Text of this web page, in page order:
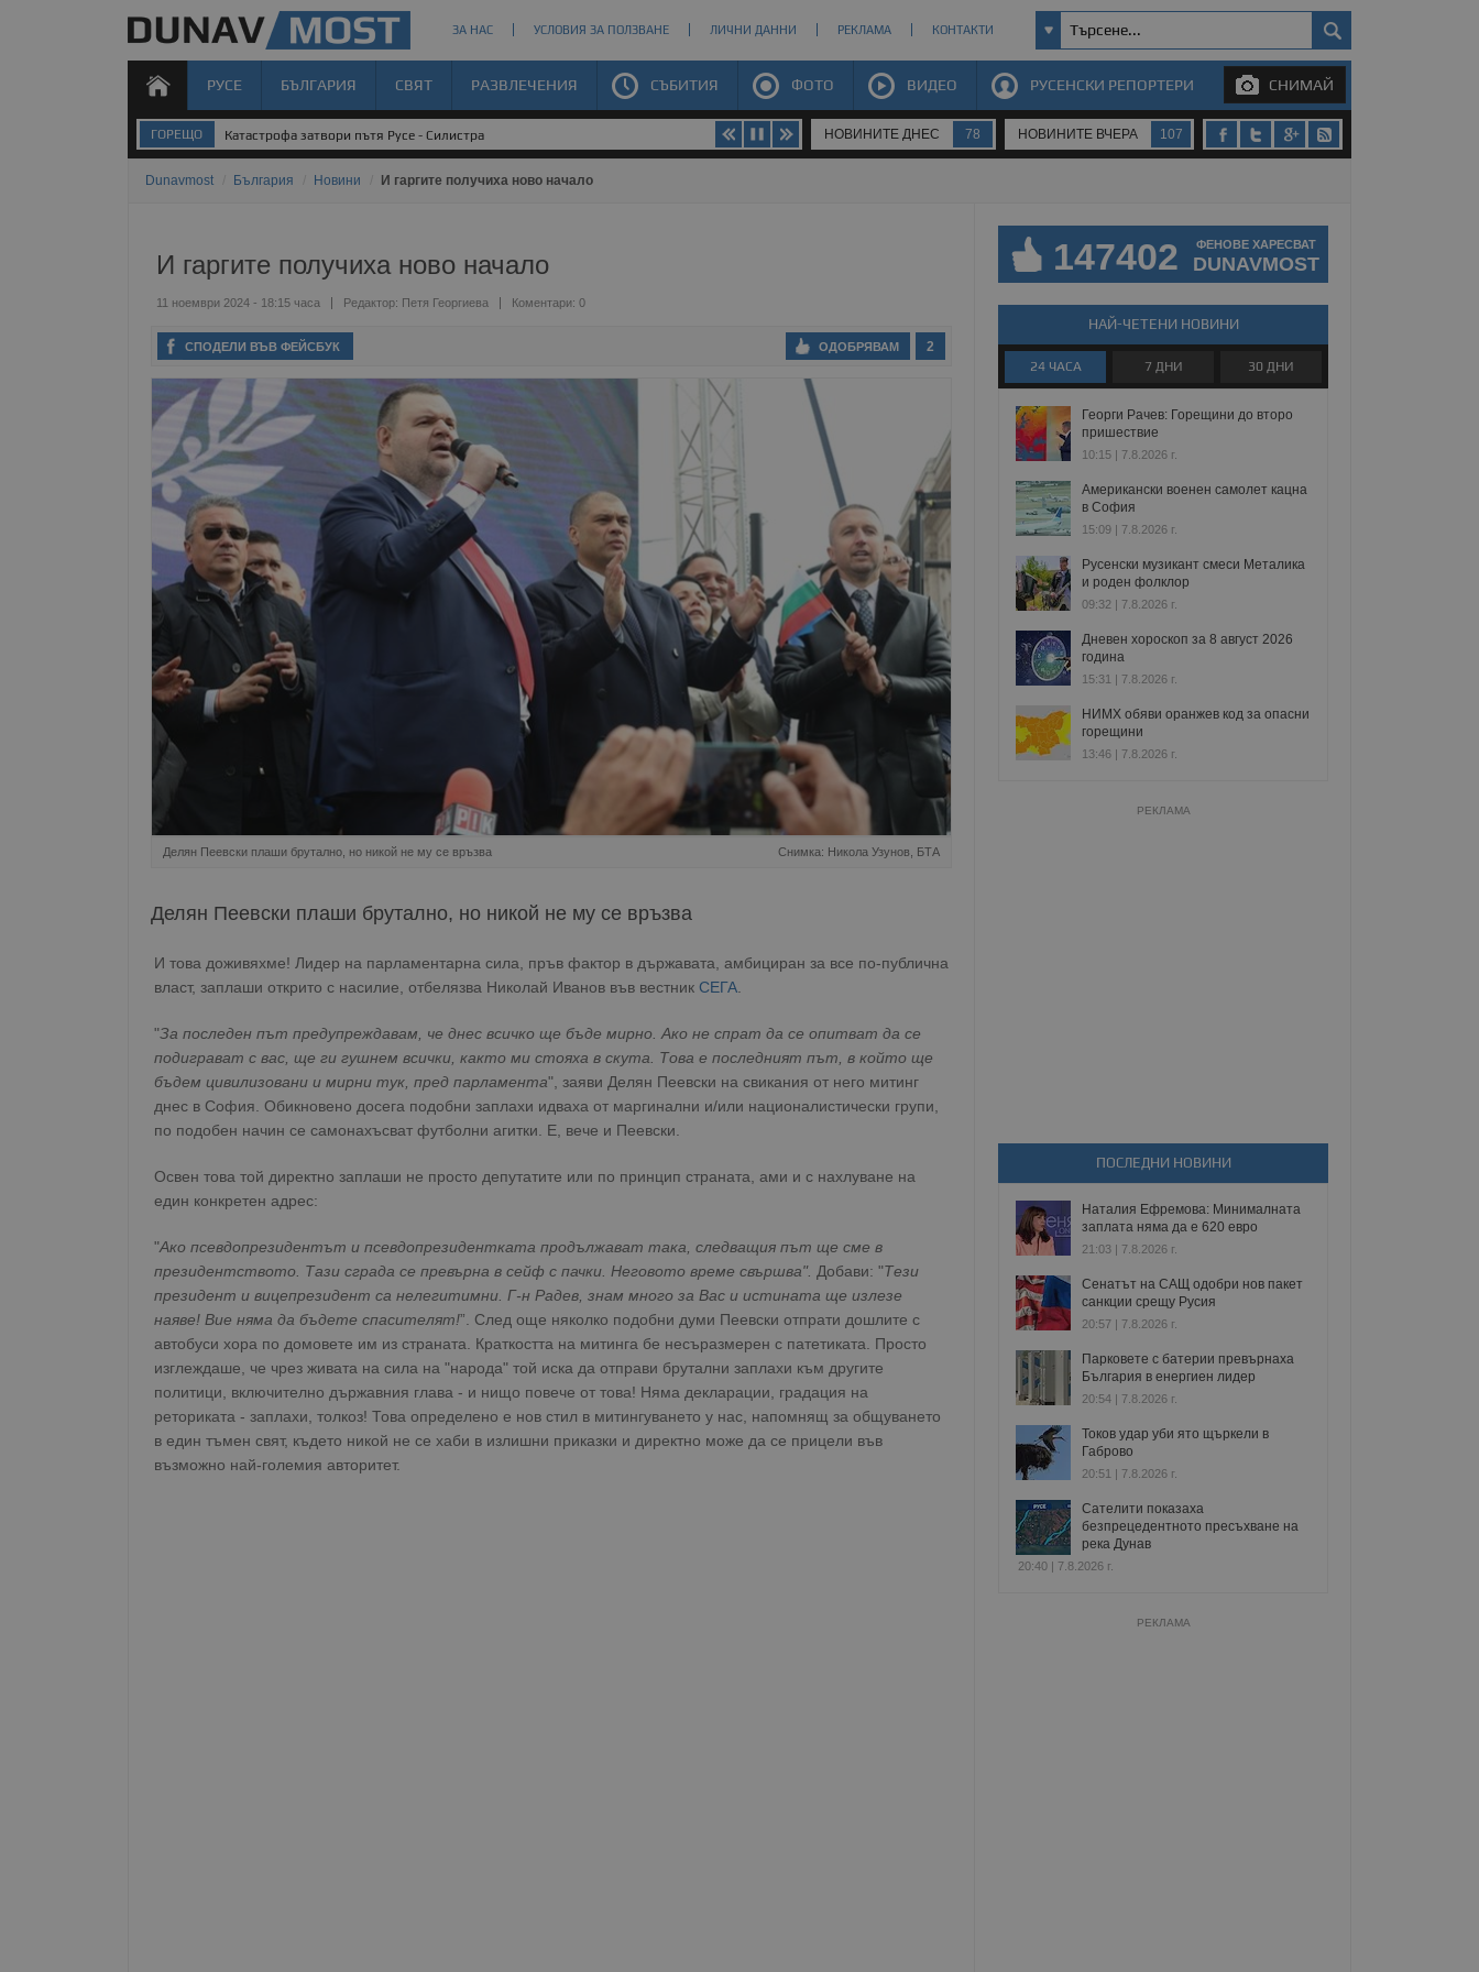
ЗА НАС УСЛОВИЯ ЗА ПОЛЗВАНЕ ЛИЧНИ ДАННИ РЕКЛАМА КОНТАКТИ
РУСЕ БЪЛГАРИЯ СВЯТ РАЗВЛЕЧЕНИЯ СЪБИТИЯ ФОТО ВИДЕО РУСЕНСКИ РЕПОРТЕРИ СНИМАЙ
ГОРЕЩО Катастрофа затвори пътя Русе - Силистра НОВИНИТЕ ДНЕС 78 НОВИНИТЕ ВЧЕРА 107
Dunavmost България Новини И гаргите получиха ново начало
И гаргите получиха ново начало
11 ноември 2024 - 18:15 часа Редактор: Петя Георгиева Коментари: 0
СПОДЕЛИ ВЪВ ФЕЙСБУК 2
ОДОБРЯВАМ
Делян Пеевски плаши брутално, но никой не му се връзва Снимка: Никола Узунов, БТА
Делян Пеевски плаши брутално, но никой не му се връзва
И това доживяхме! Лидер на парламентарна сила, пръв фактор в държавата, амбициран за все по-публична
власт, заплаши открито с насилие, отбелязва Николай Иванов във вестник СЕГА
"За последен път предупреждавам, че днес всичко ще бъде мирно. Ако не спрат да се опитват да се
подиграват с вас, ще ги гушнем всички, както ми стояха в скута. Това е последният път, в който ще
бъдем цивилизовани и мирни тук, пред парламента", заяви Делян Пеевски на свикания от него митинг
днес в София. Обикновено досега подобни заплахи идваха от маргинални и/или националистически групи,
по подобен начин се самонахъсват футболни агитки. Е, вече и Пеевски.
Освен това той директно заплаши не просто депутатите или по принцип страната, ами и с нахлуване на
един конкретен адрес:
"Ако псевдопрезидентът и псевдопрезидентката продължават така, следващия път ще сме в
президентството. Тази сграда се превърна в сейф с пачки. Неговото време свършва". Добави: "Тези
президент и вицепрезидент са нелегитимни. Г-н Радев, знам много за Вас и истината ще излезе
наяве! Вие няма да бъдете спасителят!”. След още няколко подобни думи Пеевски отпрати дошлите с
автобуси хора по домовете им из страната. Краткостта на митинга бе несъразмерен с патетиката. Просто
изглеждаше, че чрез живата на сила на "народа" той иска да отправи брутални заплахи към другите
политици, включително държавния глава - и нищо повече от това! Няма декларации, градация на
реториката - заплахи, толкоз! Това определено е нов стил в митингуването у нас, напомнящ за общуването
в един тъмен свят, където никой не се хаби в излишни приказки и директно може да се прицели във
възможно най-големия авторитет.
147402 ФЕНОВЕ ХАРЕСВАТ
DUNAVMOST
НАЙ-ЧЕТЕНИ НОВИНИ
24 ЧАСА 7 ДНИ 30 ДНИ
Георги Рачев: Горещини до второ
пришествие
10:15 | 7.8.2026 г.
Американски военен самолет кацна
в София
15:09 | 7.8.2026 г.
Русенски музикант смеси Металика
и роден фолклор
09:32 | 7.8.2026 г.
Дневен хороскоп за 8 август 2026
година
15:31 | 7.8.2026 г.
НИМХ обяви оранжев код за опасни
горещини
13:46 | 7.8.2026 г.
РЕКЛАМА
ПОСЛЕДНИ НОВИНИ
Наталия Ефремова: Минималната
заплата няма да е 620 евро
21:03 | 7.8.2026 г.
Сенатът на САЩ одобри нов пакет
санкции срещу Русия
20:57 | 7.8.2026 г.
Парковете с батерии превърнаха
България в енергиен лидер
20:54 | 7.8.2026 г.
Токов удар уби ято щъркели в
Габрово
20:51 | 7.8.2026 г.
Сателити показаха
безпрецедентното пресъхване на
река Дунав
20:40 | 7.8.2026 г.
РЕКЛАМА